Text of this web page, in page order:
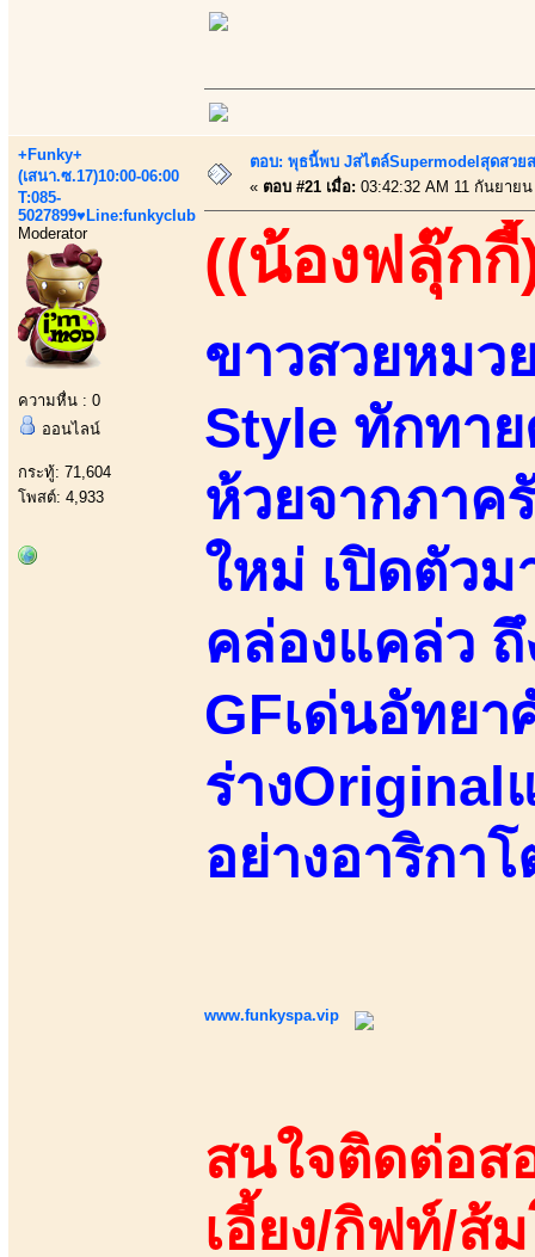
+Funky+
(เสนา.ซ.17)10:00-06:00
T:085-
5027899♥Line:funkyclub
Moderator
ความหื่น : 0
ออนไลน์
กระทู้: 71,604
โพสต์: 4,933
ตอบ: พุธนี้พบ Jสไตล์Supermodelสุดสวย
« ตอบ #21 เมื่อ: 03:42:32 AM 11 กันยายน
((น้องฟลุ๊กกี้
ขาวสวยหมว
Style ทักทา
ห้วยจากภาค
ใหม่ เปิดตัวม
คล่องแคล่ว ถึ
GFเด่นอัทยา
ร่างOriginal
อย่างอาริกา
www.funkyspa.vip
สนใจติดต่อส
เอี้ยง/กิฟท์/ส้